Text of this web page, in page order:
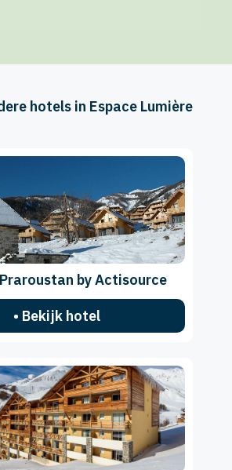
hotels in Espace Lumière
by Actisource
• Bekijk hotel